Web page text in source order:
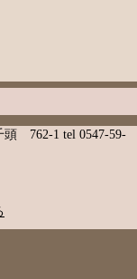
762-1 tel 0547-59-